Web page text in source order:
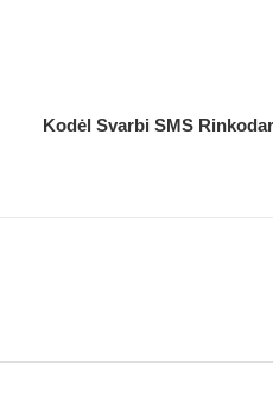
Kodėl Svarbi SMS